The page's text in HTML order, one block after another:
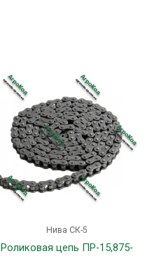
Нива СК-5
Роликовая цепь ПР-15,875-